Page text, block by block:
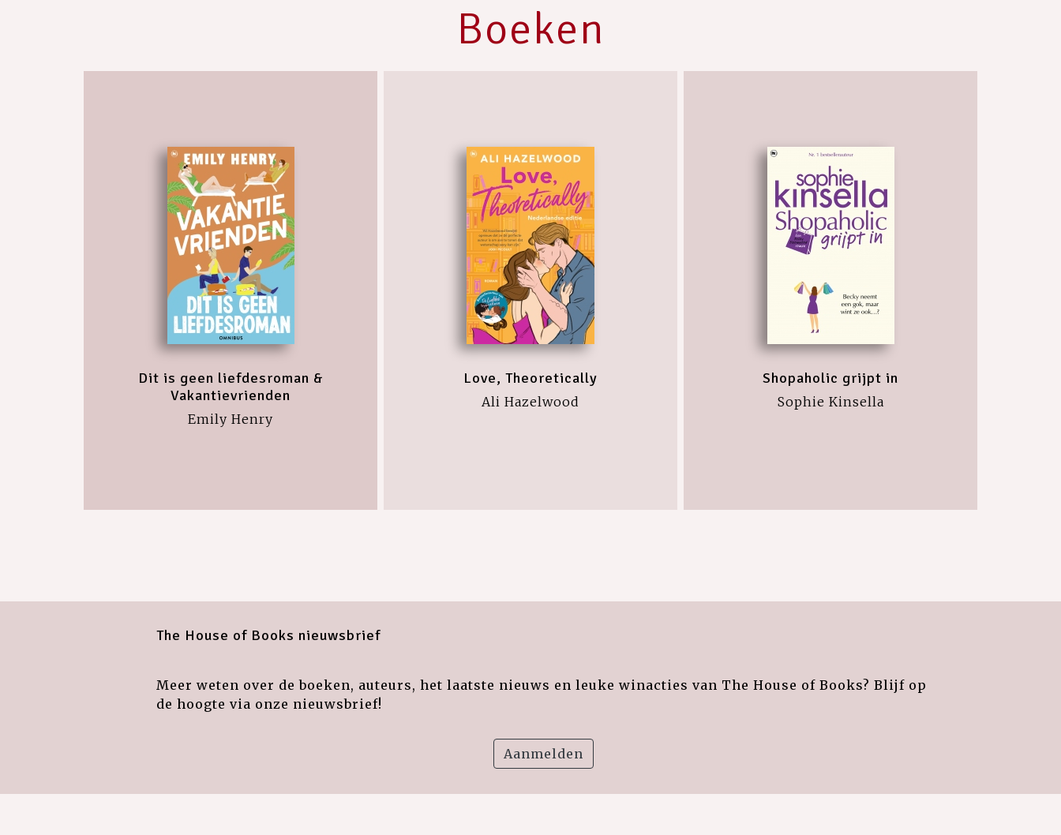
Boeken
Dit is geen liefdesroman &
Vakantievrienden
Emily Henry
Love, Theoretically
Ali Hazelwood
Shopaholic grijpt in
Sophie Kinsella
The House of Books nieuwsbrief
Meer weten over de boeken, auteurs, het laatste nieuws en leuke winacties van The House of Books? Blijf op
de hoogte via onze nieuwsbrief!
Aanmelden